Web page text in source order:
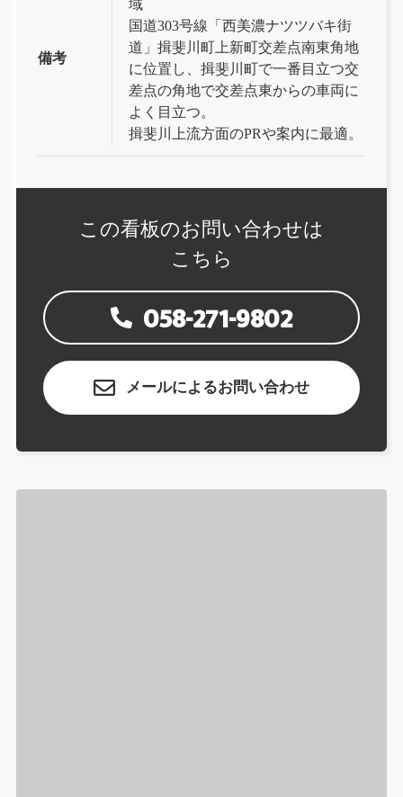
備考
域
国道303号線「西美濃ナツツバキ街
道」揖斐川町上新町交差点南東角地
に位置し、揖斐川町で一番目立つ交
差点の角地で交差点東からの車両に
よく目立つ。
揖斐川上流方面のPRや案内に最適。
この看板のお問い合わせは
こちら
058-271-9802
メールによるお問い合わせ